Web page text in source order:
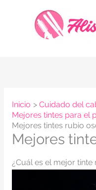
contenido
Inicio
Cuidado del
Mejores tintes para el
Mejores tintes rubio
Mejores
¿Cuál es el mejor